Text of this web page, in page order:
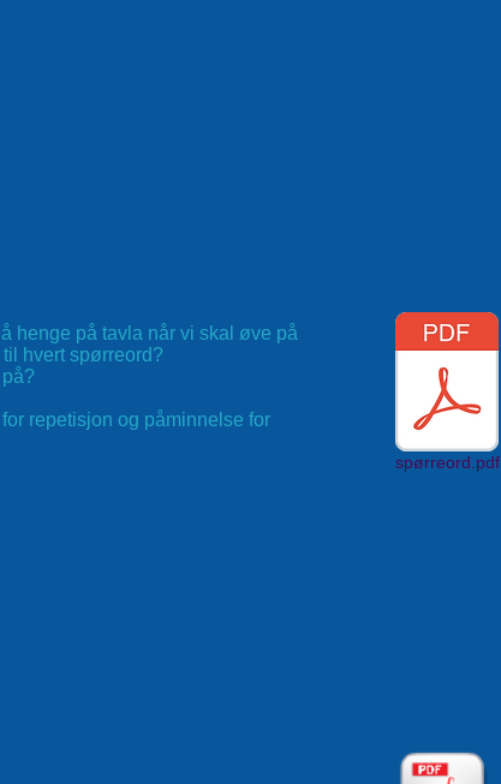
henge på tavla når vi skal øve på
hvert spørreord?
repetisjon og påminnelse for
spørreord.pdf